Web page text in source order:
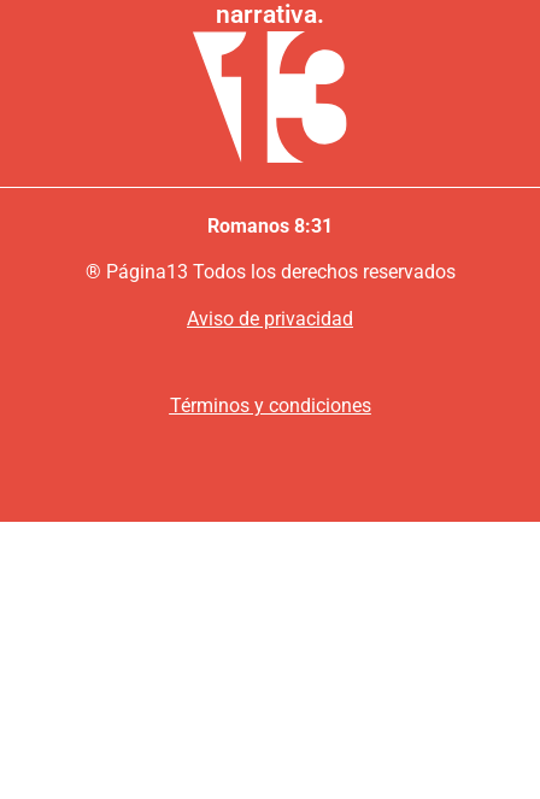
narrativa.
Romanos 8:31
® Página13 Todos los derechos reservados
Aviso de privacidad
Términos y condiciones